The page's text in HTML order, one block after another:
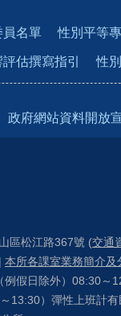
員名單 性別平等
估撰寫指引 性
政府網站資料開放
區松江路367號 (交通
本所各課室業務簡介及
假日除外）08:30～
彈性上班計有民政